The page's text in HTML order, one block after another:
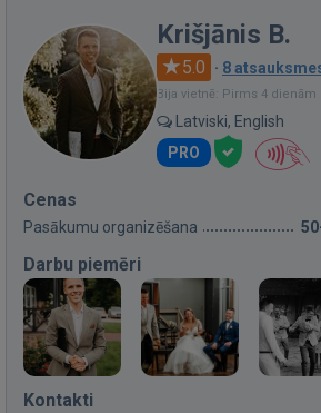
Krišjānis B.
5.0 · 8
Bija vietnē: Pirms 4 dienām
Latviski, English
PRO
Cenas
Pasākumu organizēšana
Darbu piemēri
Kontakti